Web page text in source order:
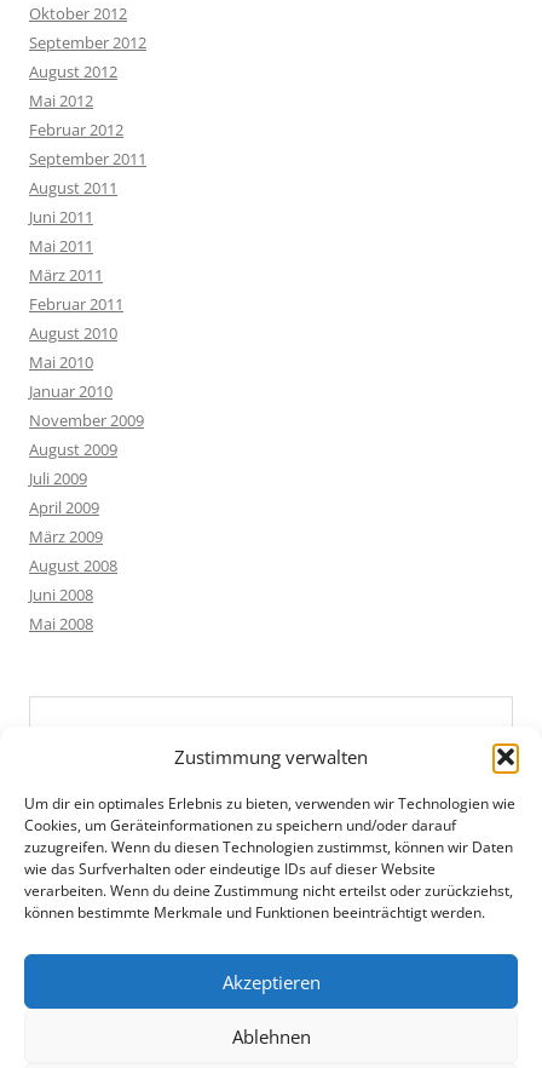
Zustimmung verwalten
Um dir ein optimales Erlebnis zu bieten, verwenden wir Technologien wie
Cookies, um Geräteinformationen zu speichern und/oder darauf
zuzugreifen. Wenn du diesen Technologien zustimmst, können wir Daten
wie das Surfverhalten oder eindeutige IDs auf dieser Website
verarbeiten. Wenn du deine Zustimmung nicht erteilst oder zurückziehst,
können bestimmte Merkmale und Funktionen beeinträchtigt werden.
Akzeptieren
Ablehnen
Oktober 2012
September 2012
August 2012
Mai 2012
Februar 2012
September 2011
August 2011
Juni 2011
Mai 2011
März 2011
Februar 2011
August 2010
Mai 2010
Januar 2010
November 2009
August 2009
Juli 2009
April 2009
März 2009
August 2008
Juni 2008
Mai 2008